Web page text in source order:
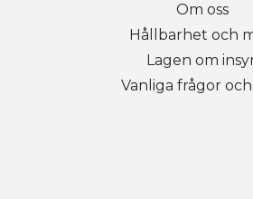
Om oss
Hållbarhet och
Lagen om
Vanliga frågor